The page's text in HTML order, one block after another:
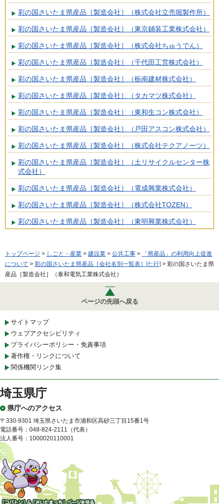
彩の国さいたま県産品［製造会社］（株式会社立売堀製作所）
彩の国さいたま県産品［製造会社］（東京鋪装工業株式会社）
彩の国さいたま県産品［製造会社］（株式会社ちゅうでん）
彩の国さいたま県産品［製造会社］（千代田工営株式会社）
彩の国さいたま県産品［製造会社］（栃南建材株式会社）
彩の国さいたま県産品［製造会社］（タカマツ株式会社）
彩の国さいたま県産品［製造会社］（東和生コン株式会社）
彩の国さいたま県産品［製造会社］（戸田アスコン株式会社）
彩の国さいたま県産品［製造会社］（株式会社テクアノーツ）
彩の国さいたま県産品［製造会社］（土リサイクルセンター株
式会社）
彩の国さいたま県産品［製造会社］（電成興業株式会社）
彩の国さいたま県産品［製造会社］（株式会社TOZEN）
彩の国さいたま県産品［製造会社］（東明興業株式会社）
トップページ > しごと・産業 > 建設業 > 公共工事 >
「県産品」の利用向上促進
について > 彩の国さいたま県産品［会社名別一覧表］[た行] > 彩の国さいたま県
産品［製造会社］（泰和電気工業株式会社）
ページの先頭へ戻る
サイトマップ
ウェブアクセシビリティ
プライバシーポリシー・免責事項
著作権・リンクについて
関係機関リンク集
埼玉県庁
県庁へのアクセス
〒330-9301 埼玉県さいたま市浦和区高砂三丁目15番1号
電話番号：048-824-2111（代表）
法人番号：1000020110001